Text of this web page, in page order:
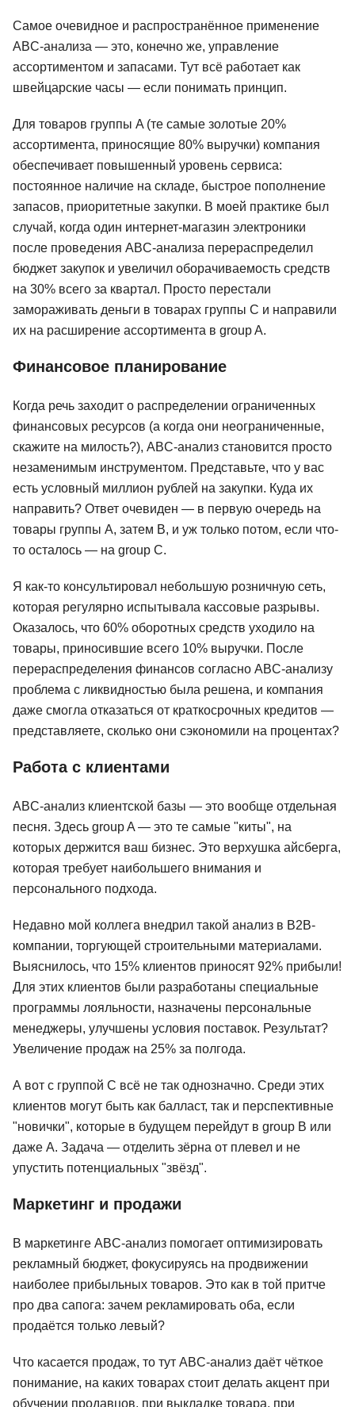
Самое очевидное и распространённое применение
ABC-анализа — это, конечно же, управление
ассортиментом и запасами. Тут всё работает как
швейцарские часы — если понимать принцип.
Для товаров группы A (те самые золотые 20%
ассортимента, приносящие 80% выручки) компания
обеспечивает повышенный уровень сервиса:
постоянное наличие на складе, быстрое пополнение
запасов, приоритетные закупки. В моей практике был
случай, когда один интернет-магазин электроники
после проведения ABC-анализа перераспределил
бюджет закупок и увеличил оборачиваемость средств
на 30% всего за квартал. Просто перестали
замораживать деньги в товарах группы C и направили
их на расширение ассортимента в group A.
Финансовое планирование
Когда речь заходит о распределении ограниченных
финансовых ресурсов (а когда они неограниченные,
скажите на милость?), ABC-анализ становится просто
незаменимым инструментом. Представьте, что у вас
есть условный миллион рублей на закупки. Куда их
направить? Ответ очевиден — в первую очередь на
товары группы A, затем B, и уж только потом, если что-
то осталось — на group C.
Я как-то консультировал небольшую розничную сеть,
которая регулярно испытывала кассовые разрывы.
Оказалось, что 60% оборотных средств уходило на
товары, приносившие всего 10% выручки. После
перераспределения финансов согласно ABC-анализу
проблема с ликвидностью была решена, и компания
даже смогла отказаться от краткосрочных кредитов —
представляете, сколько они сэкономили на процентах?
Работа с клиентами
ABC-анализ клиентской базы — это вообще отдельная
песня. Здесь group A — это те самые "киты", на
которых держится ваш бизнес. Это верхушка айсберга,
которая требует наибольшего внимания и
персонального подхода.
Недавно мой коллега внедрил такой анализ в B2B-
компании, торгующей строительными материалами.
Выяснилось, что 15% клиентов приносят 92% прибыли!
Для этих клиентов были разработаны специальные
программы лояльности, назначены персональные
менеджеры, улучшены условия поставок. Результат?
Увеличение продаж на 25% за полгода.
А вот с группой C всё не так однозначно. Среди этих
клиентов могут быть как балласт, так и перспективные
"новички", которые в будущем перейдут в group B или
даже A. Задача — отделить зёрна от плевел и не
упустить потенциальных "звёзд".
Маркетинг и продажи
В маркетинге ABC-анализ помогает оптимизировать
рекламный бюджет, фокусируясь на продвижении
наиболее прибыльных товаров. Это как в той притче
про два сапога: зачем рекламировать оба, если
продаётся только левый?
Что касается продаж, то тут ABC-анализ даёт чёткое
понимание, на каких товарах стоит делать акцент при
обучении продавцов, при выкладке товара, при
Писательское
мастерство